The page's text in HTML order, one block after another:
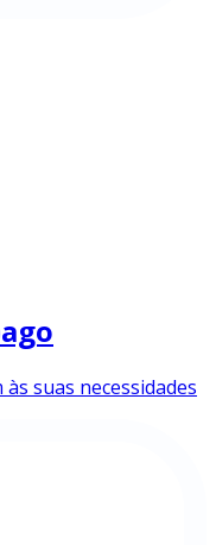
suas necessidades